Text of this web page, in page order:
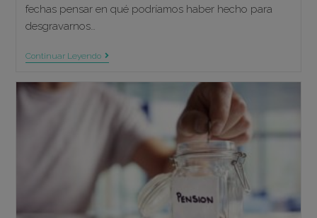
fechas pensar en qué podríamos haber hecho para
desgravarnos…
Continuar LeyendoCorreduría